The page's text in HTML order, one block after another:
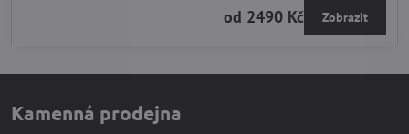
od 2490 Kč Zobrazit
Kamenná prodejna